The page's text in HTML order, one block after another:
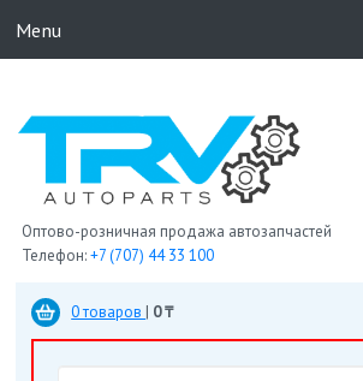
Menu
Оптово-розничная продажа автозапчастей
Телефон:+7 (707) 44 33 100
0 товаров | 0 ₸